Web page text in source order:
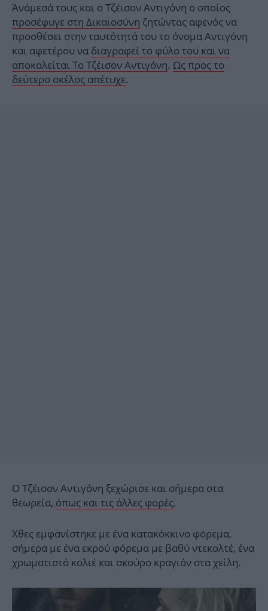
Άνάμεσά τους και ο Τζέισον Αντιγόνη o οποίος
προσέφυγε στη Δικαιοσύνη ζητώντας αφενός να
προσθέσει στην ταυτότητά του το όνομα Αντιγόνη
και αφετέρου να διαγραφεί το φύλο του και να
αποκαλείται Το Τζέισον Αντιγόνη. Ως προς το
δεύτερο σκέλος απέτυχε.
Ο Τζέισον Αντιγόνη ξεχώρισε και σήμερα στα
θεωρεία, όπως και τις άλλες φορές.
Χθες εμφανίστηκε με ένα κατακόκκινο φόρεμα,
σήμερα με ένα εκρού φόρεμα με βαθύ ντεκολτέ, ένα
χρωματιστό κολιέ και σκούρο κραγιόν στα χείλη.